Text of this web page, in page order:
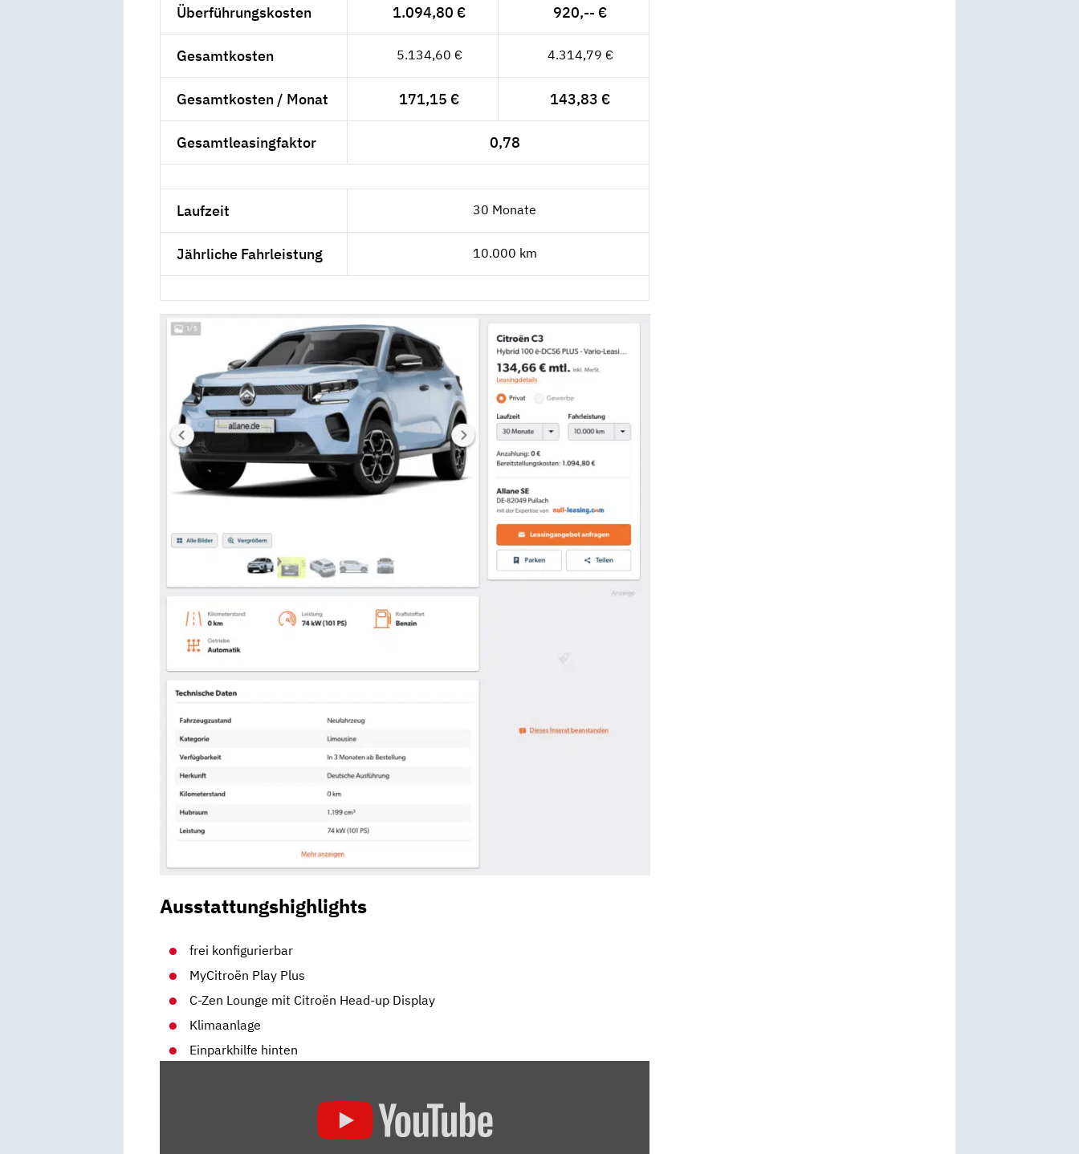
Überführungskosten 1.094,80 € 920,-- €
Gesamtkosten 5.134,60 € 4.314,79 €
Gesamtkosten / Monat 171,15 € 143,83 €
Gesamtleasingfaktor 0,78
Laufzeit 30 Monate
Jährliche Fahrleistung 10.000 km
Ausstattungshighlights
frei konfigurierbar
MyCitroën Play Plus
C-Zen Lounge mit Citroën Head-up Display
Klimaanlage
Einparkhilfe hinten